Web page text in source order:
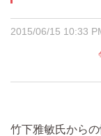
2015/06/15 10:33
竹下雅敏氏からの